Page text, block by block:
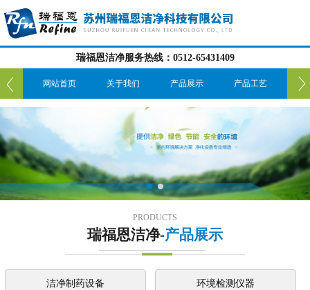
瑞福恩洁净服务热线：0512-65431409
们 网站首页 关于我们 产品展示 产品工艺 服
PRODUCTS
瑞福恩洁净-产品展示
洁净制药设备 环境检测仪器